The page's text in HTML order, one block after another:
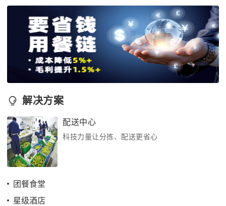
解决方案
配送中心
科技力量让分拣、配送更省心
团餐食堂
星级酒店